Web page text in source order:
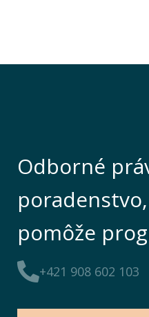
Odborné
pomôže
+421 908 602 103